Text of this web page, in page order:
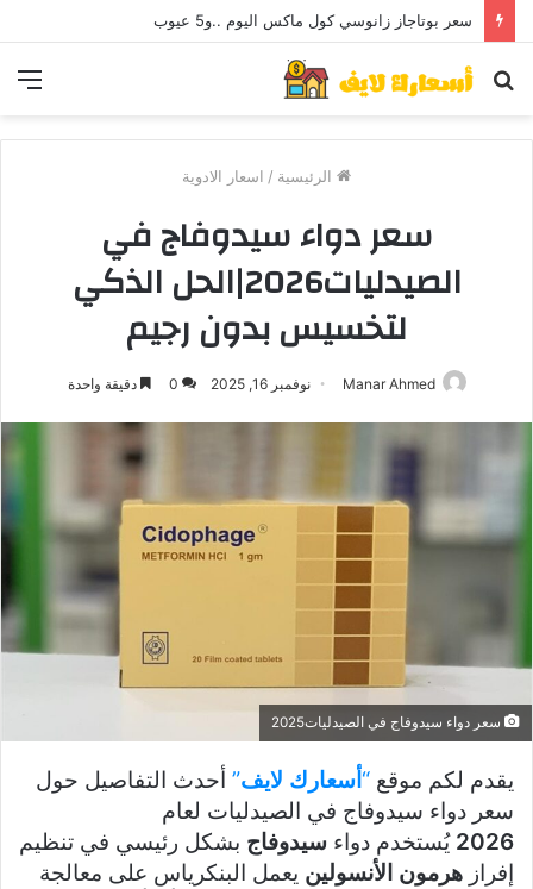
سعر بوتاجاز زانوسي كول ماكس اليوم ..و5 عيوب
بحث
الرئيسية / اسعار الادوية
سعر دواء سيدوفاج في
الصيدليات2026|الحل الذكي
لتخسيس بدون رجيم
Manar Ahmed نوفمبر 16, 2025 0 دقيقة واحدة
سعر دواء سيدوفاج في الصيدليات2025
يقدم لكم موقع “ أسعارك لايف” أحدث التفاصيل حول
سعر دواء سيدوفاج في الصيدليات لعام
2026 يُستخدم دواء سيدوفاج بشكل رئيسي في تنظيم
إفراز هرمون الأنسولين يعمل البنكرياس على معالجة